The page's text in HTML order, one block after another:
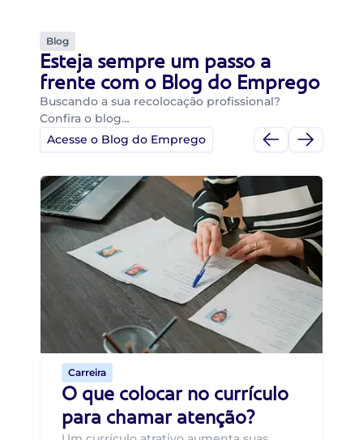
Blog
Esteja sempre um passo a
frente com o Blog do Emprego
Buscando a sua recolocação profissional?
Confira o blog…
Acesse o Blog do Emprego
Carreira
O que colocar no currículo
para chamar atenção?